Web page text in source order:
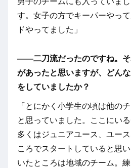
す。女子の方でキーパーやっ
ドやってました」
――二刀流だったのですね。そ
があったと思いますが、どん
をしていましたか？
「とにかく小学生の頃は他の
と思っていました。ここにい
多くはジュニアユース、ユー
ころでスタートしていると思
いたところは地域のチーム。